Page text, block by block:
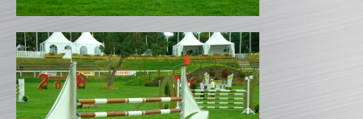
CATALOGUE PRODUITS
CHANDELIER
Gamme Classique
Gamme Prestige
Gamme Aluminium